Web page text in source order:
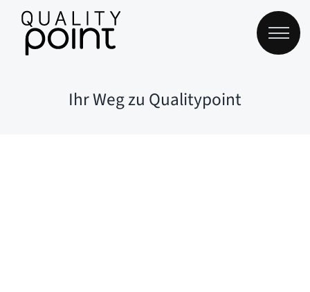
Inhalt
springen
Ihr Weg zu Qualitypoint